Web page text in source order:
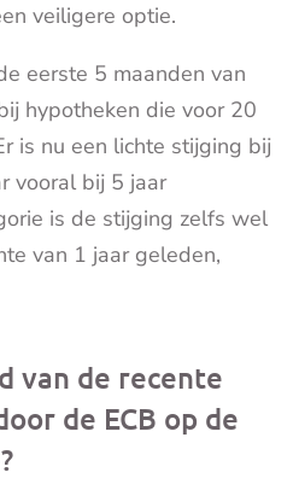
veiligere optie.
eerste 5 maanden van
hypotheken die voor 20
is nu een lichte stijging bij
vooral bij 5 jaar
is de stijging zelfs wel
van 1 jaar geleden,
van de recente
de ECB op de